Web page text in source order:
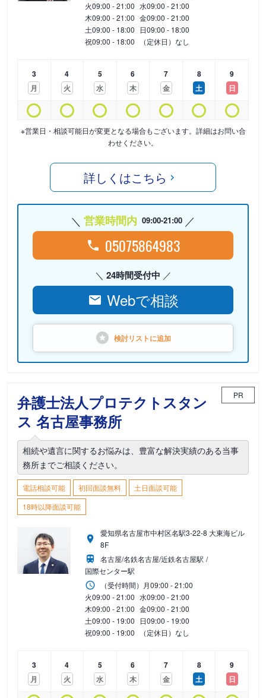
火09:00 - 21:00 水09:00 - 21:00
木09:00 - 21:00 金09:00 - 21:00
土09:00 - 18:00 日09:00 - 18:00
祝09:00 - 18:00 （定休日）なし
3
月
4
火
5
水
6
木
7
金
8
土
9
日
※営業日・相談可能日が変更となる場合もございます。詳細はお問い合
わせください。
詳しくはこちら
営業時間内 09:00-21:00
05075864983
24時間受付中
Webで相談
検討リストに追加
弁護士法人プロテクトスタン
ス 名古屋事務所
PR
相続や遺言に関するお悩みは、豊富な解決実績のある当事
務所までご相談ください。
電話相談可能 初回面談無料
土日面談可能
18時以降面談可能
愛知県名古屋市中村区名駅3-22-8 大東海ビル
8F
名古屋/名鉄名古屋/近鉄名古屋駅
国際センター駅
（受付時間） 月09:00 - 21:00
火09:00 - 21:00 水09:00 - 21:00
木09:00 - 21:00 金09:00 - 21:00
土09:00 - 19:00 日09:00 - 19:00
祝09:00 - 19:00 （定休日）なし
3
月
4
火
5
水
6
木
7
金
8
土
9
日